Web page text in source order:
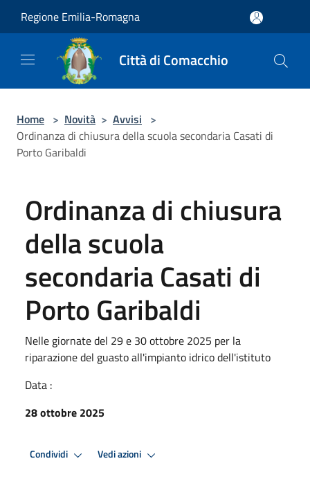
Regione Emilia-Romagna
Città di Comacchio
Home > Novità > Avvisi >
Ordinanza di chiusura della scuola secondaria Casati di
Porto Garibaldi
Ordinanza di chiusura
della scuola
secondaria Casati di
Porto Garibaldi
Nelle giornate del 29 e 30 ottobre 2025 per la
riparazione del guasto all'impianto idrico dell'istituto
Data :
28 ottobre 2025
Condividi Vedi azioni